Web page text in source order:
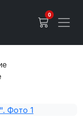
0